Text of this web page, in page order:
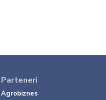
Parteneri
Agrobiznes